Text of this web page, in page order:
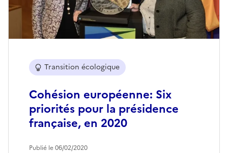
Cohésion européenne: Six
priorités pour la présidence
française, en 2020
Transition écologique
Publié le 06/02/2020